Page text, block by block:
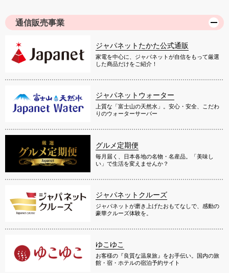
通信販売事業
ジャパネットたかた公式通販
家電を中心に、ジャパネットが自信をもって厳選
した商品だけをご紹介！
ジャパネットウォーター
上質な「富士山の天然水」。安心・安全、こだわ
りのウォーターサーバー
グルメ定期便
毎月届く、日本各地の名物・名産品。「美味し
い」で生活を変えませんか？
ジャパネットクルーズ
ジャパネットが磨き上げたおもてなしで、感動の
豪華クルーズ体験を。
ゆこゆこ
お客様の『良質な温泉旅』をお手伝い。国内の旅
館・宿・ホテルの宿泊予約サイト